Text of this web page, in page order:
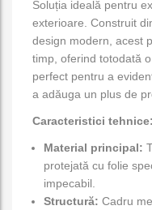
Soluția ideală pentru
exterioare. Construit
design modern, acest
timp, oferind totodată
perfect pentru a
a adăuga un plus de
Caracteristici tehnice:
Material principal:
protejată cu folie
impecabil.
Structură: Cadru